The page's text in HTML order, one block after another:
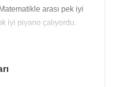
arası pek iyi
iyi piyano çalıyordu.
öğretmen olmaya karar
yazmaya başladı ve